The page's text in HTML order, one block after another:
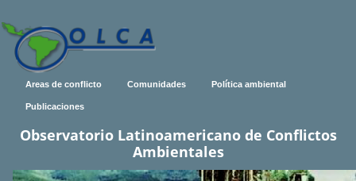
Areas de conflicto Comunidades Política ambiental
Publicaciones
Observatorio Latinoamericano de Conflictos
Ambientales